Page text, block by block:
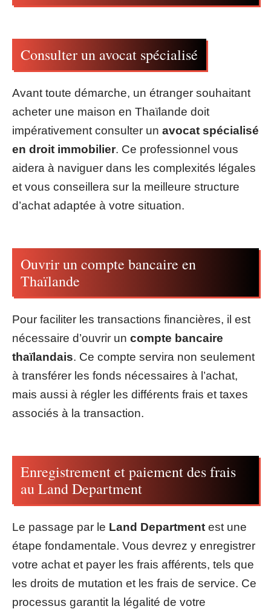
Consulter un avocat spécialisé
Avant toute démarche, un étranger souhaitant
acheter une maison en Thaïlande doit
impérativement consulter un avocat spécialisé
en droit immobilier. Ce professionnel vous
aidera à naviguer dans les complexités légales
et vous conseillera sur la meilleure structure
d’achat adaptée à votre situation.
Ouvrir un compte bancaire en
Thaïlande
Pour faciliter les transactions financières, il est
nécessaire d’ouvrir un compte bancaire
thaïlandais. Ce compte servira non seulement
à transférer les fonds nécessaires à l’achat,
mais aussi à régler les différents frais et taxes
associés à la transaction.
Enregistrement et paiement des frais
au Land Department
Le passage par le Land Department est une
étape fondamentale. Vous devrez y enregistrer
votre achat et payer les frais afférents, tels que
les droits de mutation et les frais de service. Ce
processus garantit la légalité de votre